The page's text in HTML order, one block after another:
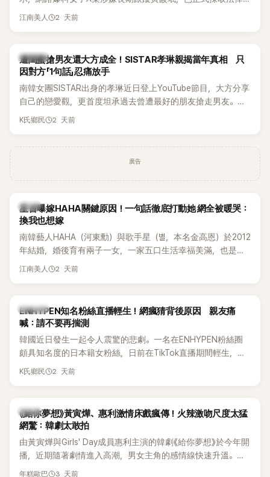
行動。不過，A並未停止發聲，持續透過社群平台公開爆料，反
的錄音內容，而A也首度承認自己過去曾是SHINee、NCT等偶
像團體的「站姐」，事件持續延燒。
江南美人 2 天前
K-POP
遭閨蜜搶男友還大方成全！SISTAR孝琳親揭當年真相 只
因對方「1句話」忍痛放手
南韓女團SISTAR出身的孝琳近日登上YouTube節目，大方分享
自己的戀愛觀，更首度坦承過去曾遭最好的朋友搶走男友。她
表示，當時選擇瀟灑放手，但如果同樣的事情現在再發生，「我
K氏鄉民 2 天前
廣告
韓星
星首曝嫁HAHA關鍵原因！一句話徹底打動她 網全被暖哭：
換我也想嫁
南韓藝人HAHA（河東勳）與歌手星（별，本名金高恩）於2012
年結婚，婚後育有兩子一女，一家五口生活幸福美滿，也是韓
國演藝圈公認的模範夫妻。近日，星首度公開當年決定嫁給
江南美人 2 天前
K-POP
ENHYPEN知名粉絲直播輕生！網瘋猜背後原因 親友痛
喊：請不要再揣測
韓國近日發生一起令人震驚的悲劇。一名在ENHYPEN粉絲圈
頗具知名度的日本籍女粉絲，日前在TikTok直播期間輕生，最
終不幸身亡，消息曝光後震驚韓網，也讓不少粉絲湧入社群平
K氏鄉民 2 天前
韓劇
《給你夢想》黃寅燁、惠利激情床戲瘋傳！火辣激吻尺度太猛
網驚：韓劇太敢拍
由黃寅燁與Girls' Day成員惠利主演的韓劇《給你夢想》於今年開
播，近期隨著劇情進入高潮，男女主角的感情線快速升溫。最
新播出的第8集不僅上演火辣吻戲，更接連出現床戲橋段，讓
年糕歐巴 3 天前